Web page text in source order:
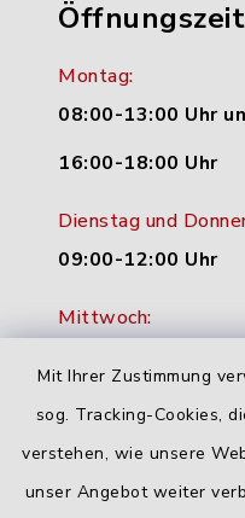
Mit Ihrer Zustimmung
sog. Tracking-Cookies,
verstehen, wie unsere
unser Angebot weiter
Montag:
08:00-13:00 Uhr
16:00-18:00 Uhr
Dienstag und
09:00-12:00 Uhr
Mittwoch:
Freitag:
geschlossen